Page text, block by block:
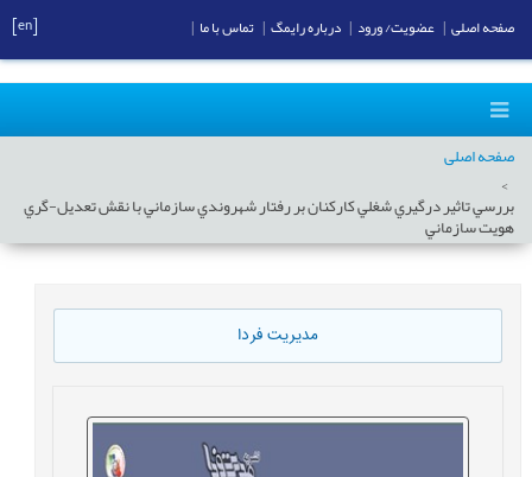
صفحه اصلی
بررسي تاثير درگيري شغلي کارکنان بر رفتار شهروندي سازماني با نقش تعديل-‏گري
هويت سازماني
مدیریت فردا
صفحه اصلی عضویت/ ورود درباره رایمگ تماس با ما